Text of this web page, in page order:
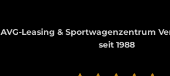
AVG-Leasing & Sportwagenzentrum
seit 1988